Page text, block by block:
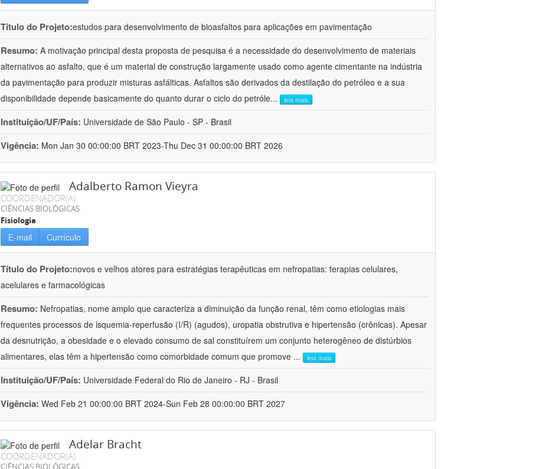
Título do Projeto:estudos para desenvolvimento de bioasfaltos para aplicações em pavimentação
Resumo: A motivação principal desta proposta de pesquisa é a necessidade do desenvolvimento de materiais
alternativos ao asfalto, que é um material de construção largamente usado como agente cimentante na indústria
da pavimentação para produzir misturas asfálticas. Asfaltos são derivados da destilação do petróleo e a sua
disponibilidade depende basicamente do quanto durar o ciclo do petróle... leia mais
Instituição/UF/País: Universidade de São Paulo - SP - Brasil
Vigência: Mon Jan 30 00:00:00 BRT 2023-Thu Dec 31 00:00:00 BRT 2026
Adalberto Ramon Vieyra
COORDENADOR(A)
CIÊNCIAS BIOLÓGICAS
Fisiologia
E-mail Currículo
Título do Projeto:novos e velhos atores para estratégias terapêuticas em nefropatias: terapias celulares,
acelulares e farmacológicas
Resumo: Nefropatias, nome amplo que caracteriza a diminuição da função renal, têm como etiologias mais
frequentes processos de isquemia-reperfusão (I/R) (agudos), uropatia obstrutiva e hipertensão (crônicas). Apesar
da desnutrição, a obesidade e o elevado consumo de sal constituírem um conjunto heterogêneo de distúrbios
alimentares, elas têm a hipertensão como comorbidade comum que promove ... leia mais
Instituição/UF/País: Universidade Federal do Rio de Janeiro - RJ - Brasil
Vigência: Wed Feb 21 00:00:00 BRT 2024-Sun Feb 28 00:00:00 BRT 2027
Adelar Bracht
COORDENADOR(A)
CIÊNCIAS BIOLÓGICAS